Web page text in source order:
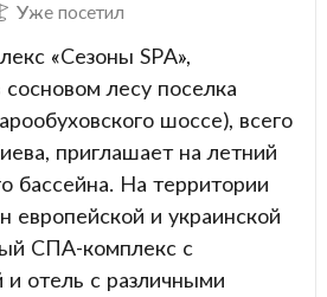
Уже посетил
«Сезоны SPA»,
лесу поселка
шоссе), всего
приглашает на летний
бассейна. На территории
европейской и украинской
СПА-комплекс с
и отель с различными